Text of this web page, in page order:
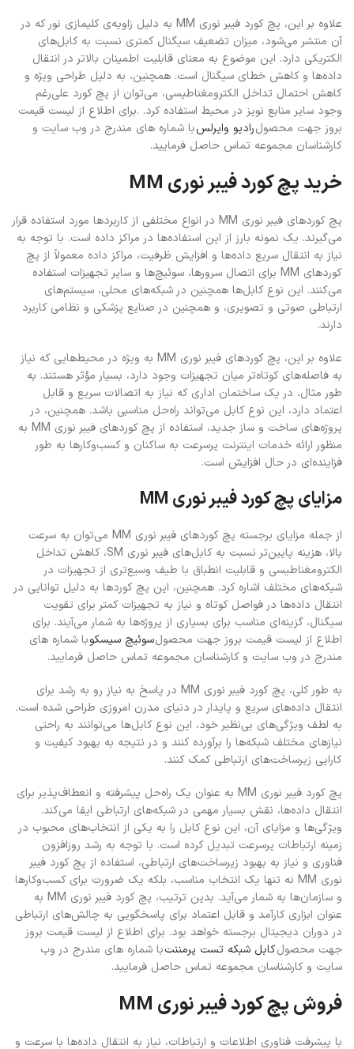
علاوه بر این، پچ کورد فیبر نوری MM به دلیل زاویه‌ی کلیمازی نور که در
آن منتشر می‌شود، میزان تضعیف سیگنال کمتری نسبت به کابل‌های
الکتریکی دارد. این موضوع به معنای قابلیت اطمینان بالاتر در انتقال
داده‌ها و کاهش خطای سیگنال است. همچنین، به دلیل طراحی ویژه و
کاهش احتمال تداخل الکترومغناطیسی، می‌توان از پچ کورد علی‌رغم
وجود سایر منابع نویز در محیط استفاده کرد. .برای اطلاع از لیست قیمت
بروز جهت محصولرادیو وایرلسبا شماره های مندرج در وب سایت و
کارشناسان مجموعه تماس حاصل فرمایید.
خرید پچ کورد فیبر نوری MM
پچ کوردهای فیبر نوری MM در انواع مختلفی از کاربردها مورد استفاده قرار
می‌گیرند. یک نمونه بارز از این استفاده‌ها در مراکز داده است. با توجه به
نیاز به انتقال سریع داده‌ها و افزایش ظرفیت، مراکز داده معمولاً از پچ
کوردهای MM برای اتصال سرورها، سوئیچ‌ها و سایر تجهیزات استفاده
می‌کنند. این نوع کابل‌ها همچنین در شبکه‌های محلی، سیستم‌های
ارتباطی صوتی و تصویری، و همچنین در صنایع پزشکی و نظامی کاربرد
دارند.
علاوه بر این، پچ کوردهای فیبر نوری MM به ویژه در محیط‌هایی که نیاز
به فاصله‌های کوتاه‌تر میان تجهیزات وجود دارد، بسیار مؤثر هستند. به
طور مثال، در یک ساختمان اداری که نیاز به اتصالات سریع و قابل
اعتماد دارد، این نوع کابل می‌تواند راه‌حل مناسبی باشد. همچنین، در
پروژه‌های ساخت و ساز جدید، استفاده از پچ کوردهای فیبر نوری MM به
منظور ارائه خدمات اینترنت پرسرعت به ساکنان و کسب‌وکارها به طور
فزاینده‌ای در حال افزایش است.
مزایای پچ کورد فیبر نوری MM
از جمله مزایای برجسته پچ کوردهای فیبر نوری MM می‌توان به سرعت
بالا، هزینه پایین‌تر نسبت به کابل‌های فیبر نوری SM، کاهش تداخل
الکترومغناطیسی و قابلیت انطباق با طیف وسیع‌تری از تجهیزات در
شبکه‌های مختلف اشاره کرد. همچنین، این پچ کوردها به دلیل توانایی در
انتقال داده‌ها در فواصل کوتاه و نیاز به تجهیزات کمتر برای تقویت
سیگنال، گزینه‌ای مناسب برای بسیاری از پروژه‌ها به شمار می‌آیند. برای
اطلاع از لیست قیمت بروز جهت محصولسوئیچ سیسکوبا شماره های
مندرج در وب سایت و کارشناسان مجموعه تماس حاصل فرمایید.
به طور کلی، پچ کورد فیبر نوری MM در پاسخ به نیاز رو به رشد برای
انتقال داده‌های سریع و پایدار در دنیای مدرن امروزی طراحی شده است.
به لطف ویژگی‌های بی‌نظیر خود، این نوع کابل‌ها می‌توانند به راحتی
نیازهای مختلف شبکه‌ها را برآورده کنند و در نتیجه به بهبود کیفیت و
کارایی زیرساخت‌های ارتباطی کمک کنند.
پچ کورد فیبر نوری MM به عنوان یک راه‌حل پیشرفته و انعطاف‌پذیر برای
انتقال داده‌ها، نقش بسیار مهمی در شبکه‌های ارتباطی ایفا می‌کند.
ویژگی‌ها و مزایای آن، این نوع کابل را به یکی از انتخاب‌های محبوب در
زمینه ارتباطات پرسرعت تبدیل کرده است. با توجه به رشد روزافزون
فناوری و نیاز به بهبود زیرساخت‌های ارتباطی، استفاده از پچ کورد فیبر
نوری MM نه تنها یک انتخاب مناسب، بلکه یک ضرورت برای کسب‌وکارها
و سازمان‌ها به شمار می‌آید. بدین ترتیب، پچ کورد فیبر نوری MM به
عنوان ابزاری کارآمد و قابل اعتماد برای پاسخگویی به چالش‌های ارتباطی
در دوران دیجیتال برجسته خواهد بود. برای اطلاع از لیست قیمت بروز
جهت محصولکابل شبکه تست پرمننتبا شماره های مندرج در وب
سایت و کارشناسان مجموعه تماس حاصل فرمایید.
فروش پچ کورد فیبر نوری MM
با پیشرفت فناوری اطلاعات و ارتباطات، نیاز به انتقال داده‌ها با سرعت و